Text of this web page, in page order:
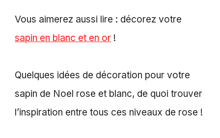
Vous aimerez aussi lire : décorez votre
sapin en blanc et en or !
Quelques idées de décoration pour votre
sapin de Noel rose et blanc, de quoi trouver
l’inspiration entre tous ces niveaux de rose !